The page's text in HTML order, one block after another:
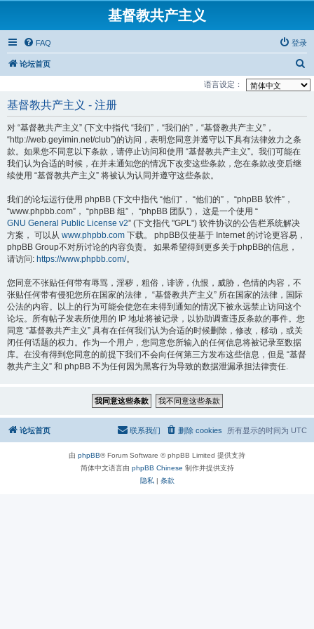
基督教共产主义
FAQ 登录
论坛首页
索
语言设定：
基督教共产主义 - 注册
对 “基督教共产主义” (下文中指代 “我们”，“我们的”，“基督教共产主义”，
“http://web.geyimin.net/club”)的访问，表明您同意并遵守以下具有法律效力之条
款。如果您不同意以下条款，请停止访问和使用 “基督教共产主义”。我们可能在
我们认为合适的时候，在并未通知您的情况下改变这些条款，您在条款改变后继
续使用 “基督教共产主义” 将被认为认同并遵守这些条款。
我们的论坛运行使用 phpBB (下文中指代 “他们”， “他们的”， “phpBB 软件”，
“www.phpbb.com”， “phpBB 组”， “phpBB 团队”)， 这是一个使用 “
GNU General Public License v2” (下文指代 "GPL") 软件协议的公告栏系统解决
方案， 可以从 www.phpbb.com 下载。 phpBB仅使基于 Internet 的讨论更容易，
phpBB Group不对所讨论的内容负责。 如果希望得到更多关于phpBB的信息，
请访问: https://www.phpbb.com/。
您同意不张贴任何带有辱骂，淫秽，粗俗，诽谤，仇恨，威胁，色情的内容，不
张贴任何带有侵犯您所在国家的法律， “基督教共产主义” 所在国家的法律，国际
公法的内容。以上的行为可能会使您在未得到通知的情况下被永远禁止访问这个
论坛。所有帖子发表所使用的 IP 地址将被记录，以协助调查违反条款的事件。您
同意 “基督教共产主义” 具有在任何我们认为合适的时候删除，修改，移动，或关
闭任何话题的权力。作为一个用户，您同意您所输入的任何信息将被记录至数据
库。在没有得到您同意的前提下我们不会向任何第三方发布这些信息，但是 “基督
教共产主义” 和 phpBB 不为任何因为黑客行为导致的数据泄漏承担法律责任.
论坛首页 所有显示的时间为 UTC
删除 cookies
联系我们
由 phpBB® Forum Software © phpBB Limited 提供支持
简体中文语言由 phpBB Chinese 制作并提供支持
隐私 | 条款